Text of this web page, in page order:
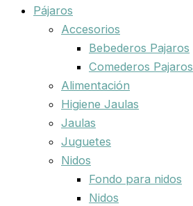
Pájaros
Accesorios
Bebederos Pajaros
Comederos Pajaros
Alimentación
Higiene Jaulas
Jaulas
Juguetes
Nidos
Fondo para nidos
Nidos